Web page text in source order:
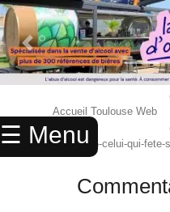
☰ Menu
× ACCUEIL
ANNUAIRE
Previous Slide
Accueil Toulouse Web
friends-25-celui-qui-fete-